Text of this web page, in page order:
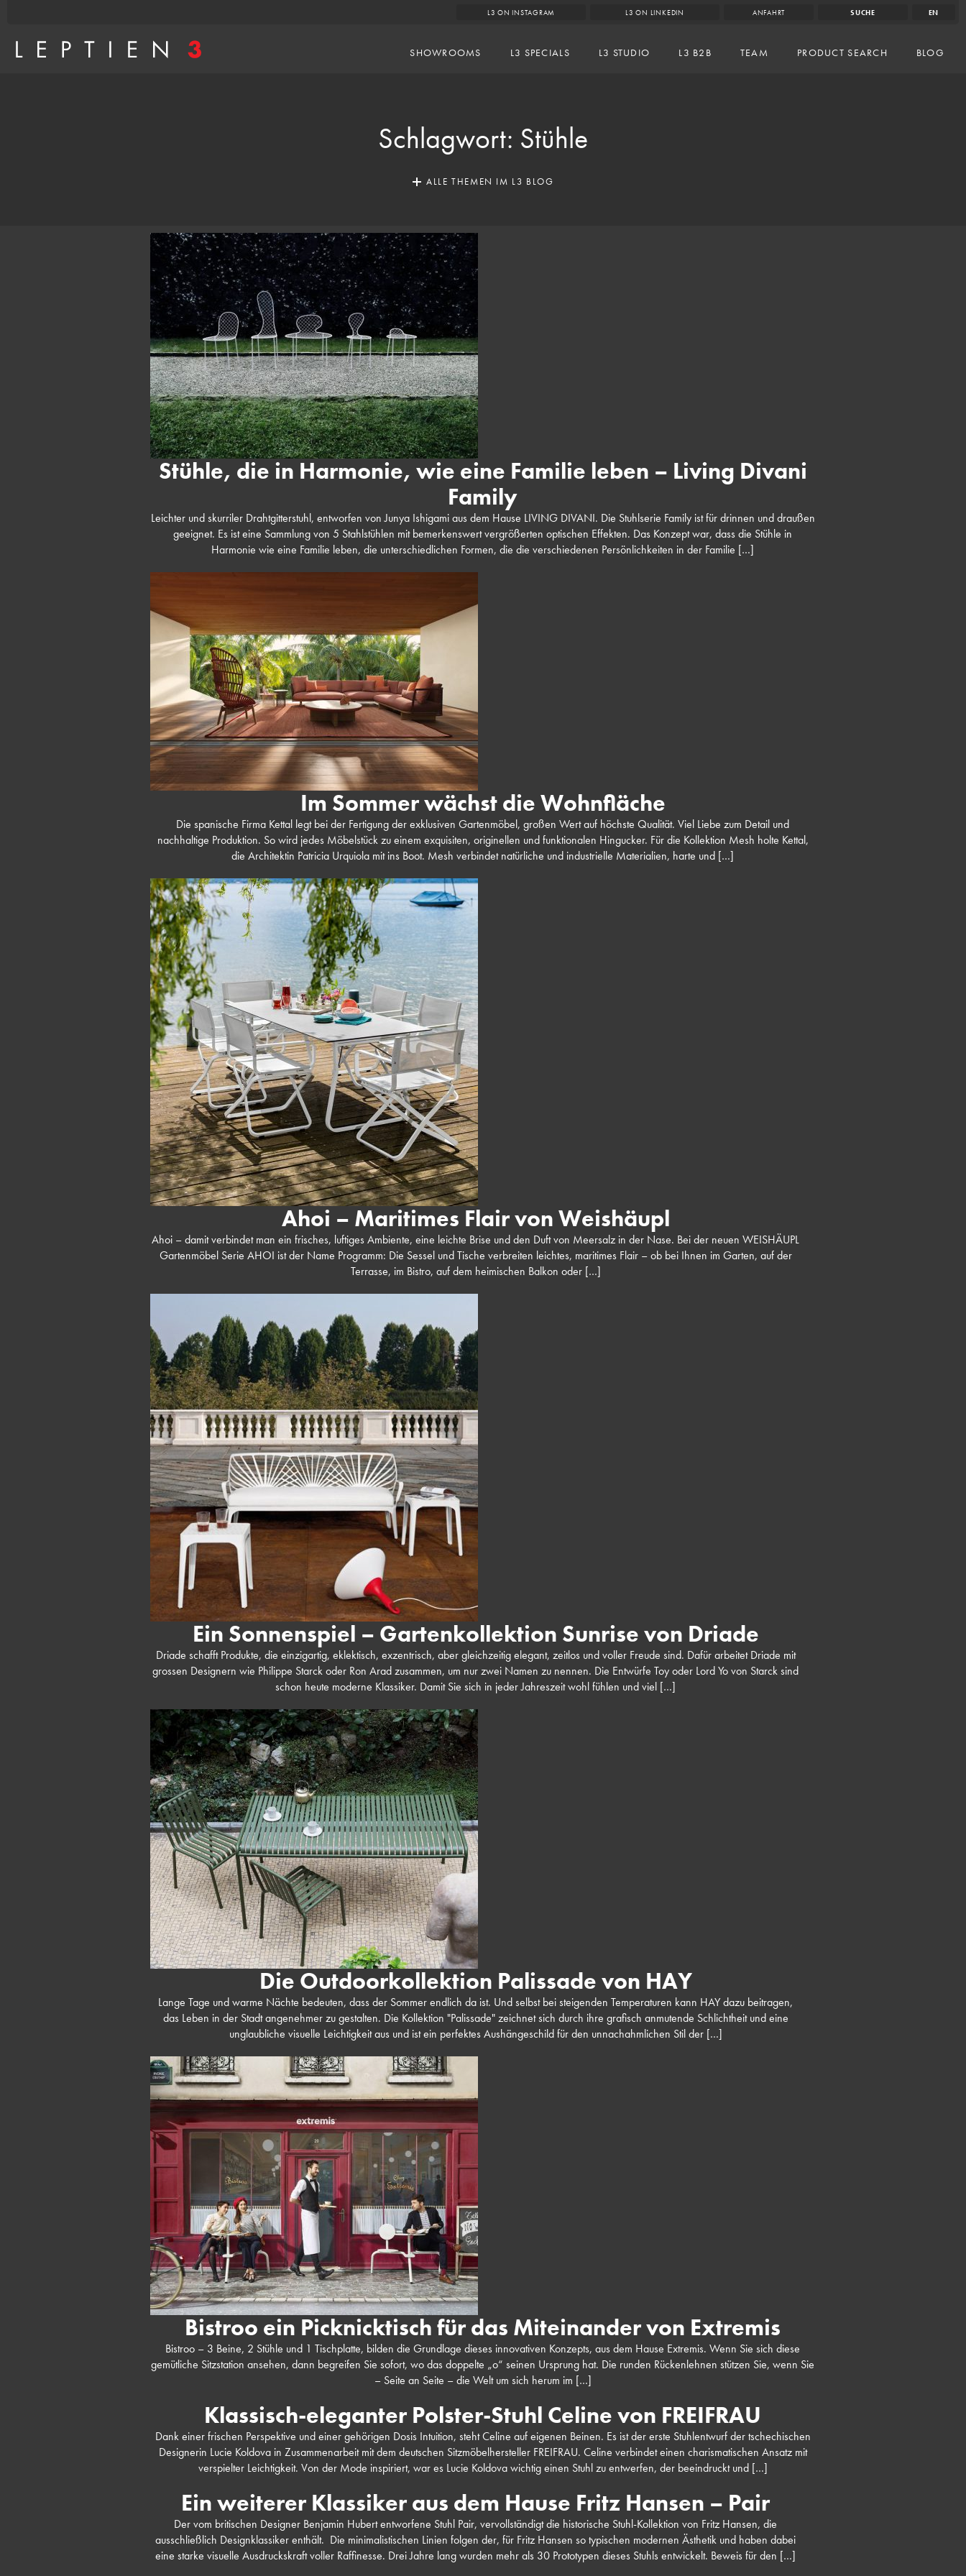
L3 ON INSTAGRAM L3 ON LINKEDIN ANFAHRT SUCHE EN
SHOWROOMS L3 SPECIALS L3 STUDIO L3 B2B TEAM PRODUCT SEARCH BLOG
Schlagwort: Stühle
ALLE THEMEN IM L3 BLOG
Stühle, die in Harmonie, wie eine Familie leben – Living Divani
Family
Leichter und skurriler Drahtgitterstuhl, entworfen von Junya Ishigami aus dem Hause LIVING DIVANI. Die Stuhlserie Family ist für drinnen und draußen
geeignet. Es ist eine Sammlung von 5 Stahlstühlen mit bemerkenswert vergrößerten optischen Effekten. Das Konzept war, dass die Stühle in
Harmonie wie eine Familie leben, die unterschiedlichen Formen, die die verschiedenen Persönlichkeiten in der Familie […]
Im Sommer wächst die Wohnfläche
Die spanische Firma Kettal legt bei der Fertigung der exklusiven Gartenmöbel, großen Wert auf höchste Qualität. Viel Liebe zum Detail und
nachhaltige Produktion. So wird jedes Möbelstück zu einem exquisiten, originellen und funktionalen Hingucker. Für die Kollektion Mesh holte Kettal,
die Architektin Patricia Urquiola mit ins Boot. Mesh verbindet natürliche und industrielle Materialien, harte und […]
Ahoi – Maritimes Flair von Weishäupl
Ahoi – damit verbindet man ein frisches, luftiges Ambiente, eine leichte Brise und den Duft von Meersalz in der Nase. Bei der neuen WEISHÄUPL
Gartenmöbel Serie AHOI ist der Name Programm: Die Sessel und Tische verbreiten leichtes, maritimes Flair – ob bei Ihnen im Garten, auf der
Terrasse, im Bistro, auf dem heimischen Balkon oder […]
Ein Sonnenspiel – Gartenkollektion Sunrise von Driade
Driade schafft Produkte, die einzigartig, eklektisch, exzentrisch, aber gleichzeitig elegant, zeitlos und voller Freude sind. Dafür arbeitet Driade mit
grossen Designern wie Philippe Starck oder Ron Arad zusammen, um nur zwei Namen zu nennen. Die Entwürfe Toy oder Lord Yo von Starck sind
schon heute moderne Klassiker. Damit Sie sich in jeder Jahreszeit wohl fühlen und viel […]
Die Outdoorkollektion Palissade von HAY
Lange Tage und warme Nächte bedeuten, dass der Sommer endlich da ist. Und selbst bei steigenden Temperaturen kann HAY dazu beitragen,
das Leben in der Stadt angenehmer zu gestalten. Die Kollektion "Palissade" zeichnet sich durch ihre grafisch anmutende Schlichtheit und eine
unglaubliche visuelle Leichtigkeit aus und ist ein perfektes Aushängeschild für den unnachahmlichen Stil der […]
Bistroo ein Picknicktisch für das Miteinander von Extremis
Bistroo – 3 Beine, 2 Stühle und 1 Tischplatte, bilden die Grundlage dieses innovativen Konzepts, aus dem Hause Extremis. Wenn Sie sich diese
gemütliche Sitzstation ansehen, dann begreifen Sie sofort, wo das doppelte „o“ seinen Ursprung hat. Die runden Rückenlehnen stützen Sie, wenn Sie
– Seite an Seite – die Welt um sich herum im […]
Klassisch-eleganter Polster-Stuhl Celine von FREIFRAU
Dank einer frischen Perspektive und einer gehörigen Dosis Intuition, steht Celine auf eigenen Beinen. Es ist der erste Stuhlentwurf der tschechischen
Designerin Lucie Koldova in Zusammenarbeit mit dem deutschen Sitzmöbelhersteller FREIFRAU. Celine verbindet einen charismatischen Ansatz mit
verspielter Leichtigkeit. Von der Mode inspiriert, war es Lucie Koldova wichtig einen Stuhl zu entwerfen, der beeindruckt und […]
Ein weiterer Klassiker aus dem Hause Fritz Hansen – Pair
Der vom britischen Designer Benjamin Hubert entworfene Stuhl Pair, vervollständigt die historische Stuhl-Kollektion von Fritz Hansen, die
ausschließlich Designklassiker enthält. Die minimalistischen Linien folgen der, für Fritz Hansen so typischen modernen Ästhetik und haben dabei
eine starke visuelle Ausdruckskraft voller Raffinesse. Drei Jahre lang wurden mehr als 30 Prototypen dieses Stuhls entwickelt. Beweis für den […]